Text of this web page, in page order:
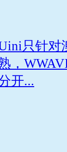
只针对
，
开...